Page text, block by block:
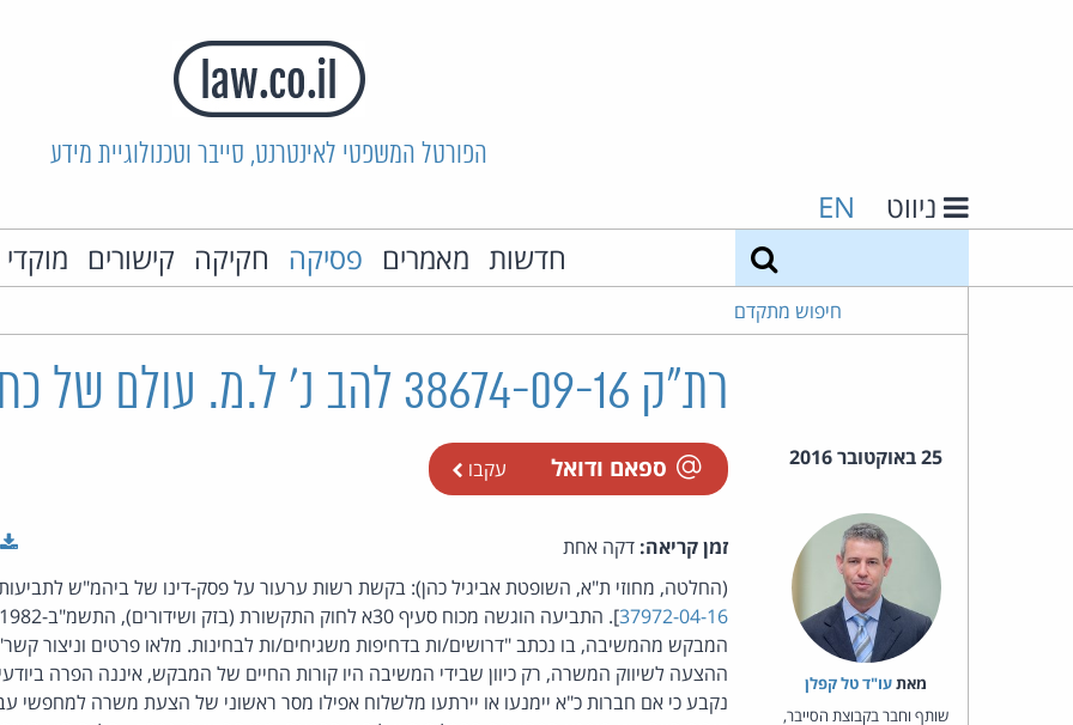
הפורטל המשפטי לאינטרנט, סייבר וטכנולוגיית מידע
ניווט EN
חדשות מאמרים פסיקה חקיקה קישורים
חיפוש מתקדם
רת"ק 38674-09-16 להב נ' ל.מ. עולם של כח אדם בע"מ
25 באוקטובר 2016 ספאם ודואל עקבו
מאת‏עו"ד טל קפלן
שותף וחבר בקבוצת הסייבר,
זמן קריאה: דקה אחת
(החלטה, מחוזי ת"א, השופטת אביגיל כהן): בקשת רשות ערעור על פסק-דינו של ביהמ"ש
37972-04-16
המבקש מהמשיבה, בו נכתב "דרושים/ות בדחיפות משגיחים/ות לבחינות. מלאו פרטים וניצור
ההצעה לשיווק המשרה, רק כיוון שבידי המשיבה היו קורות החיים של המבקש, איננה הפרה
נקבע כי אם חברות כ"א יימנעו או יירתעו מלשלוח אפילו מסר ראשוני של הצעת משרה למחפשי